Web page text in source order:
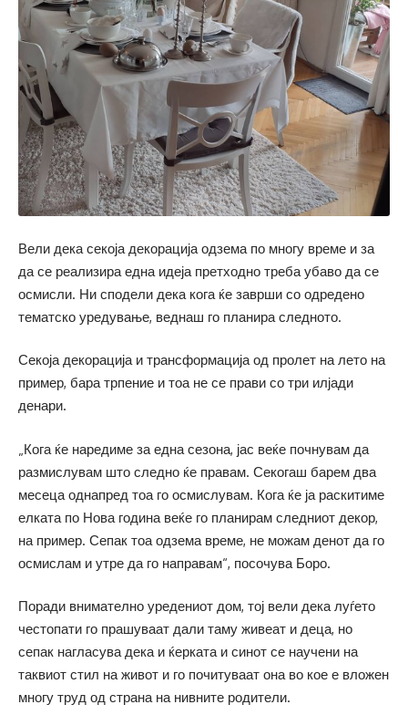
Вели дека секоја декорација одзема по многу време и за
да се реализира една идеја претходно треба убаво да се
осмисли. Ни сподели дека кога ќе заврши со одредено
тематско уредување, веднаш го планира следното.
Секоја декорација и трансформација од пролет на лето на
пример, бара трпение и тоа не се прави со три илјади
денари.
„Кога ќе наредиме за една сезона, јас веќе почнувам да
размислувам што следно ќе правам. Секогаш барем два
месеца однапред тоа го осмислувам. Кога ќе ја раскитиме
елката по Нова година веќе го планирам следниот декор,
на пример. Сепак тоа одзема време, не можам денот да го
осмислам и утре да го направам“, посочува Боро.
Поради внимателно уредениот дом, тој вели дека луѓето
честопати го прашуваат дали таму живеат и деца, но
сепак нагласува дека и ќерката и синот се научени на
таквиот стил на живот и го почитуваат она во кое е вложен
многу труд од страна на нивните родители.